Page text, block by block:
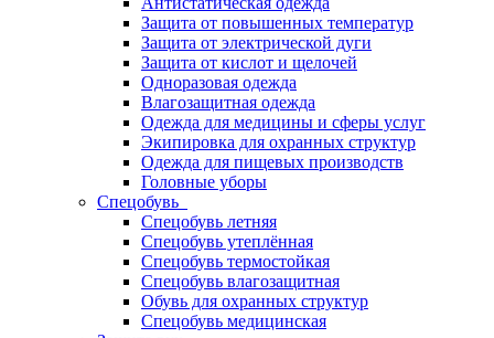
Защита от повышенных температур
Защита от электрической дуги
Защита от кислот и щелочей
Одноразовая одежда
Влагозащитная одежда
Одежда для медицины и сферы услуг
Экипировка для охранных структур
Одежда для пищевых производств
Головные уборы
Спецобувь
Спецобувь летняя
Спецобувь утеплённая
Спецобувь термостойкая
Спецобувь влагозащитная
Обувь для охранных структур
Спецобувь медицинская